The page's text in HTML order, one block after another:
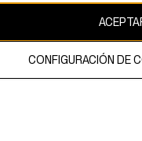
página web está
CONFIGURACIÓN DE